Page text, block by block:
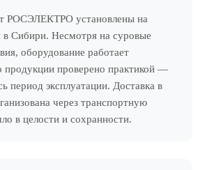
РОСЭЛЕКТРО установлены на
Сибири. Несмотря на суровые
оборудование работает
продукции проверено практикой —
период эксплуатации. Доставка в
через транспортную
в целости и сохранности.